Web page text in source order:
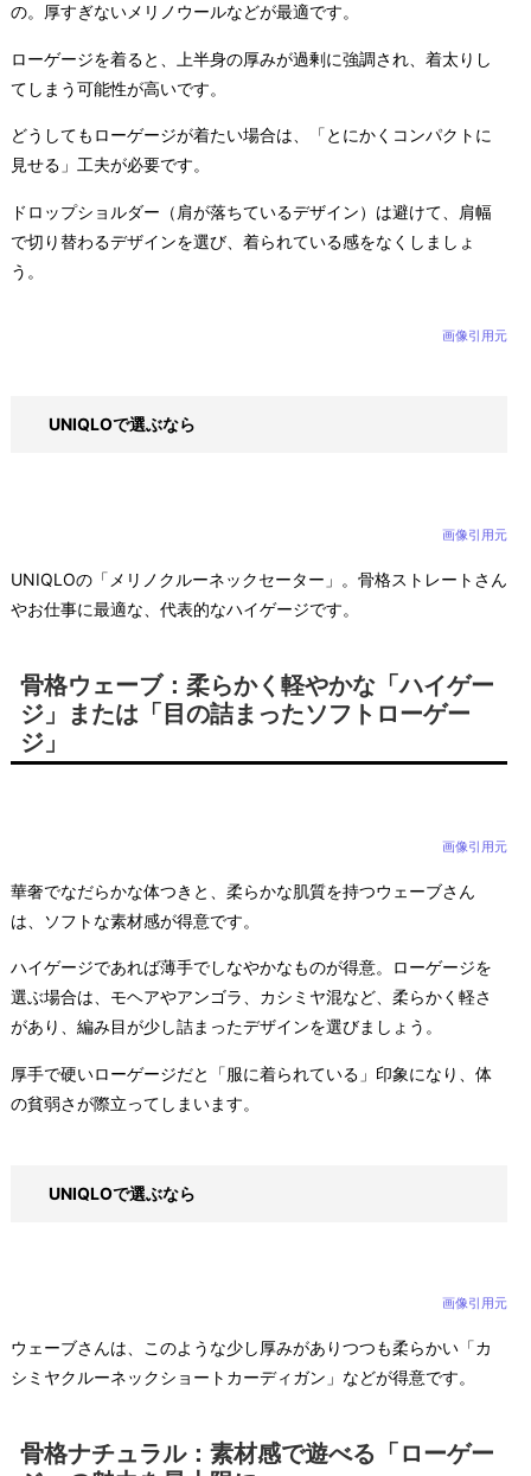
の。厚すぎないメリノウールなどが最適です。
ローゲージを着ると、上半身の厚みが過剰に強調され、着太りし
てしまう可能性が高いです。
どうしてもローゲージが着たい場合は、「とにかくコンパクトに
見せる」工夫が必要です。
ドロップショルダー（肩が落ちているデザイン）は避けて、肩幅
で切り替わるデザインを選び、着られている感をなくしましょ
う。
画像引用元
UNIQLOで選ぶなら
画像引用元
UNIQLOの「メリノクルーネックセーター」。骨格ストレートさん
やお仕事に最適な、代表的なハイゲージです。
骨格ウェーブ：柔らかく軽やかな「ハイゲー
ジ」または「目の詰まったソフトローゲー
ジ」
画像引用元
華奢でなだらかな体つきと、柔らかな肌質を持つウェーブさん
は、ソフトな素材感が得意です。
ハイゲージであれば薄手でしなやかなものが得意。ローゲージを
選ぶ場合は、モヘアやアンゴラ、カシミヤ混など、柔らかく軽さ
があり、編み目が少し詰まったデザインを選びましょう。
厚手で硬いローゲージだと「服に着られている」印象になり、体
の貧弱さが際立ってしまいます。
UNIQLOで選ぶなら
画像引用元
ウェーブさんは、このような少し厚みがありつつも柔らかい「カ
シミヤクルーネックショートカーディガン」などが得意です。
骨格ナチュラル：素材感で遊べる「ローゲー